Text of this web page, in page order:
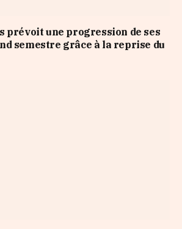
prévoit une progression de ses
semestre grâce à la reprise du